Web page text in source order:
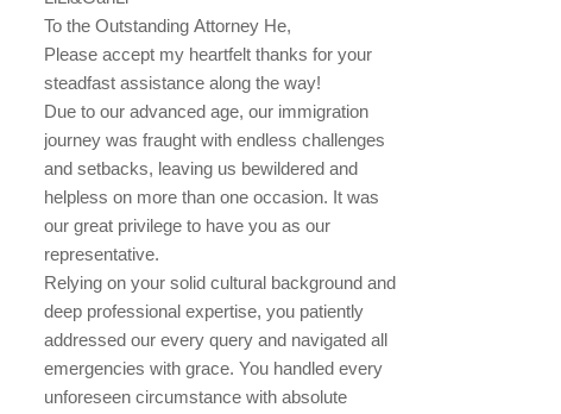
To the Outstanding Attorney He,
Please accept my heartfelt thanks for your
steadfast assistance along the way!
Due to our advanced age, our immigration
journey was fraught with endless challenges
and setbacks, leaving us bewildered and
helpless on more than one occasion. It was
our great privilege to have you as our
representative.
Relying on your solid cultural background and
deep professional expertise, you patiently
addressed our every query and navigated all
emergencies with grace. You handled every
unforeseen circumstance with absolute